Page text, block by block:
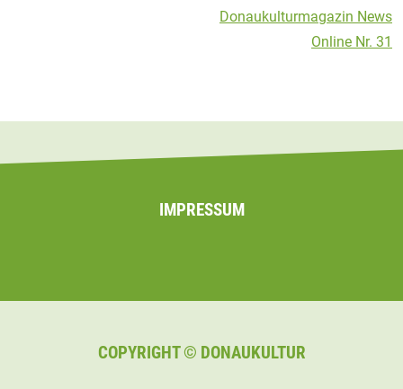
BeitragsnavigationDonaukulturmagazin News
Online Nr. 31
IMPRESSUM
COPYRIGHT © DONAUKULTUR